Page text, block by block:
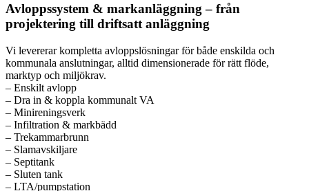
Avloppssystem & markanläggning – från
projektering till driftsatt anläggning
Vi levererar kompletta avloppslösningar för både enskilda och
kommunala anslutningar, alltid dimensionerade för rätt flöde,
marktyp och miljökrav.
– Enskilt avlopp
– Dra in & koppla kommunalt VA
– Minireningsverk
– Infiltration & markbädd
– Trekammarbrunn
– Slamavskiljare
– Septitank
– Sluten tank
– LTA/pumpstation